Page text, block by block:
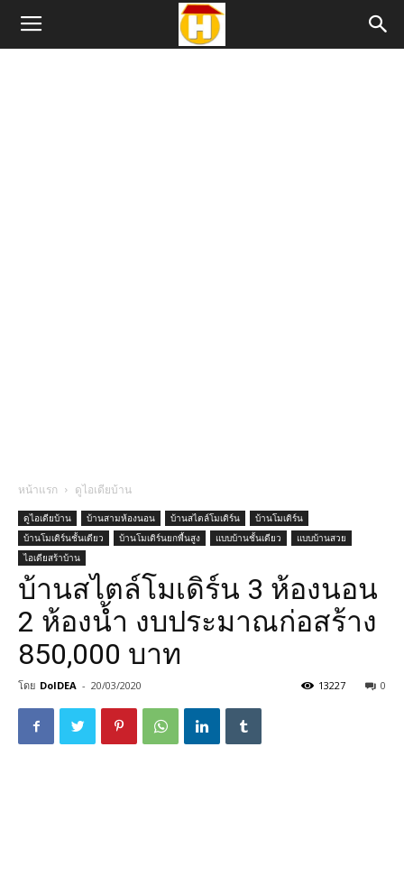
หน้าแรก ดูไอเดียบ้าน
ดูไอเดียบ้าน บ้านสามห้องนอน บ้านสไตล์โมเดิร์น
บ้านโมเดิร์น
บ้านโมเดิร์นชั้นเดียว
บ้านโมเดิร์นยกพื้นสูง แบบบ้านชั้นเดียว
แบบบ้านสวย
ไอเดียสร้าบ้าน
บ้านสไตล์​โมเดิร์น 3 ห้องนอน
2 ห้องน้ำ งบประมาณก่อสร้าง
850,000 บาท
โดย DoIDEA - 20/03/2020 0
13227